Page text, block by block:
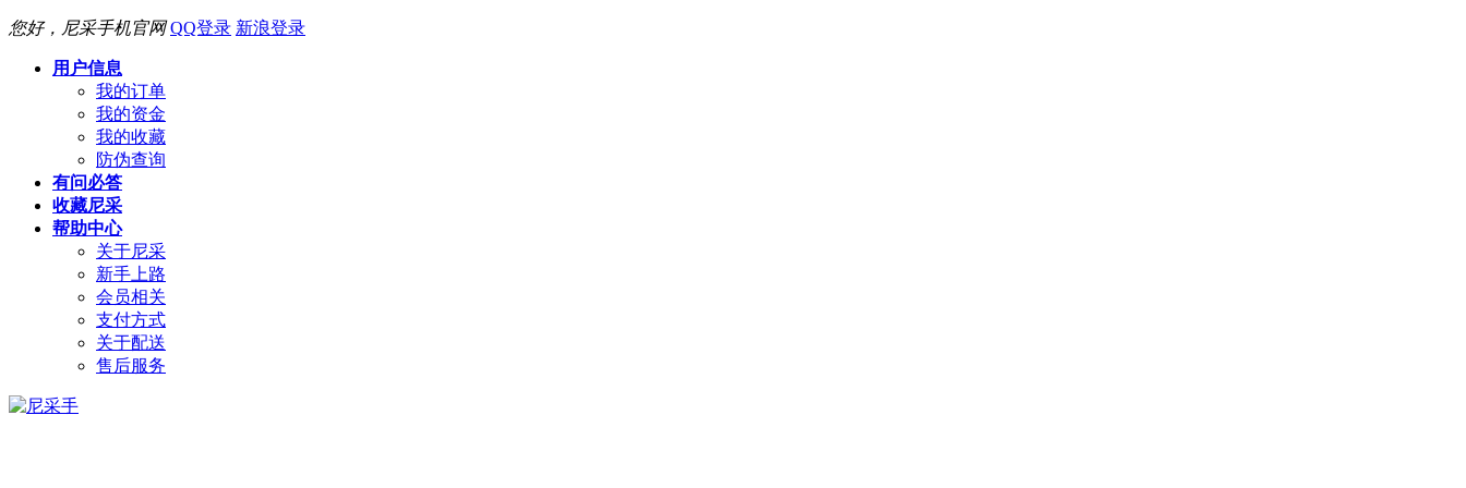
您好，尼采手机官网 QQ登录 新浪登录
用户信息
我的订单
我的资金
我的收藏
防伪查询
有问必答
收藏尼采
帮助中心
关于尼采
新手上路
会员相关
支付方式
关于配送
售后服务